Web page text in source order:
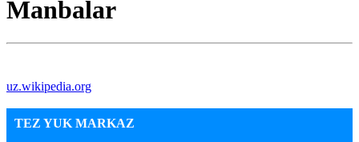
Manbalar
uz.wikipedia.org
TEZ YUK MARKAZ